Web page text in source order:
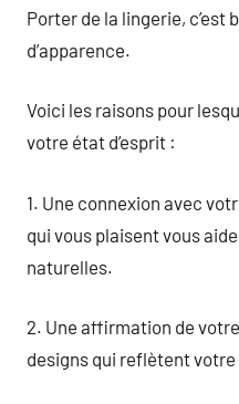
Porter de la lingerie, c’est
d’apparence.
Voici les raisons pour
votre état d’esprit :
1. Une connexion avec
qui vous plaisent vous
naturelles.
2. Une affirmation de
designs qui reflètent